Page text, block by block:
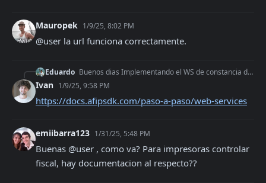
Mauropek 1/9/25, 8:02 PM
@user la url funciona correctamente.
Eduardo Buenos dias Implementando el WS de constancia de inscripcion me encuentro con este error Error: Debe autorizar el uso del web service. Revise el tutorial en ht
Ivan 1/9/25, 9:58 PM
https://docs.afipsdk.com/paso-a-paso/web-services
emiibarra123 1/31/25, 5:48 PM
Buenas @user , como va? Para impresoras controlar
fiscal, hay documentacion al respecto??